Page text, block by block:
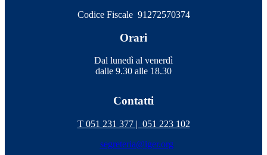
Codice Fiscale 91272570374
Orari
Dal lunedì al venerdì
dalle 9.30 alle 18.30
Contatti
T 051 231 377 | 051 223 102
segreteria@iger.org